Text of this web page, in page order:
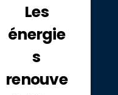
Les
énergie
s
renouve